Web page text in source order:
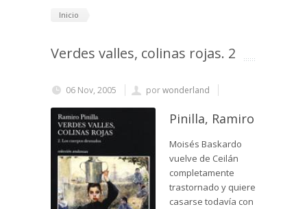
Inicio
Verdes valles, colinas rojas. 2
06 Nov, 2005 porwonderland
Pinilla, Ramiro
Moisés Baskardo
vuelve de Ceilán
completamente
trastornado y quiere
casarse todavía con